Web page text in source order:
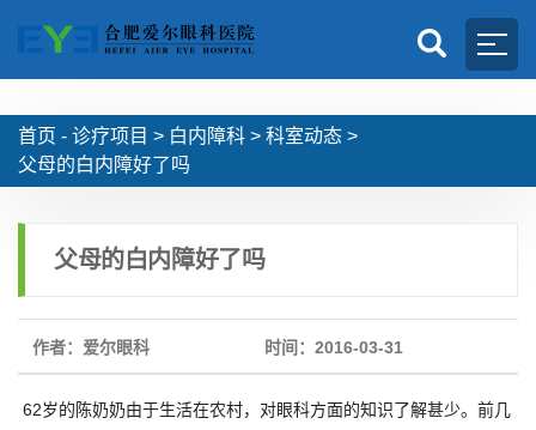
首页 - 诊疗项目 > 白内障科 > 科室动态 >
父母的白内障好了吗
父母的白内障好了吗
作者：爱尔眼科 时间：2016-03-31
62岁的陈奶奶由于生活在农村，对眼科方面的知识了解甚少。前几